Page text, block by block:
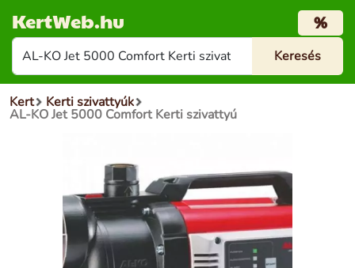
KertWeb.hu %
Kert Kerti szivattyúk
AL-KO Jet 5000 Comfort Kerti szivattyú